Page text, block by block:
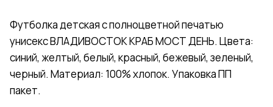
Футболка детская с полноцветной печатью
унисекс ВЛАДИВОСТОК КРАБ МОСТ ДЕНЬ. Цвета:
синий, желтый, белый, красный, бежевый, зеленый,
черный. Материал: 100% хлопок. Упаковка ПП
пакет.